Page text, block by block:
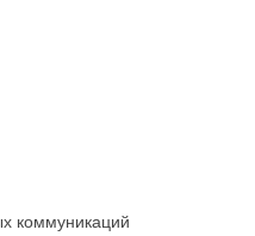
коммуникаций